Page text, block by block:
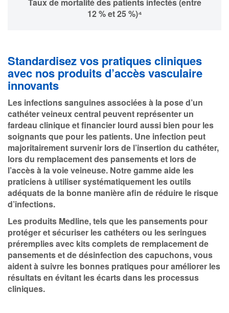
12 % et 25 %)⁴
Standardisez vos pratiques cliniques
avec nos produits d’accès vasculaire
innovants
Les infections sanguines associées à la pose d’un
cathéter veineux central peuvent représenter un
fardeau clinique et financier lourd aussi bien pour les
soignants que pour les patients. Une infection peut
majoritairement survenir lors de l’insertion du cathéter,
lors du remplacement des pansements et lors de
l’accès à la voie veineuse. Notre gamme aide les
praticiens à utiliser systématiquement les outils
adéquats de la bonne manière afin de réduire le risque
d’infections.
Les produits Medline, tels que les pansements pour
protéger et sécuriser les cathéters ou les seringues
préremplies avec kits complets de remplacement de
pansements et de désinfection des capuchons, vous
aident à suivre les bonnes pratiques pour améliorer les
résultats en évitant les écarts dans les processus
cliniques.